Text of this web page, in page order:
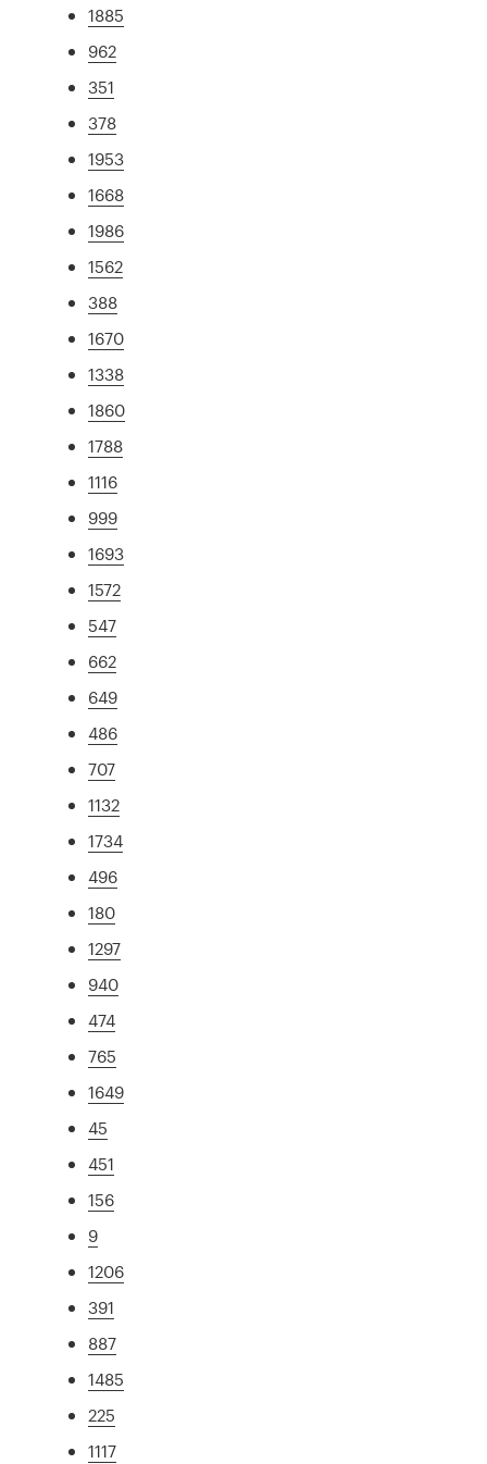
1885
962
351
378
1953
1668
1986
1562
388
1670
1338
1860
1788
1116
999
1693
1572
547
662
649
486
707
1132
1734
496
180
1297
940
474
765
1649
45
451
156
9
1206
391
887
1485
225
1117